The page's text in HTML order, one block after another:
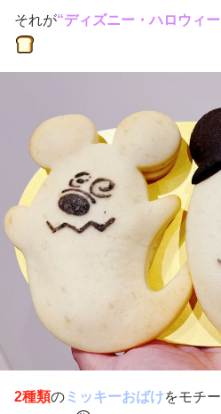
それが“ディズニー・ハロウィ
2種類の ミッキーおばけをモチ